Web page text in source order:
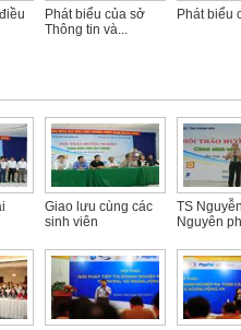
Phát biểu của sở
Thông tin và...
Phát biểu
Giao lưu cùng các
sinh viên
TS
Nguyên